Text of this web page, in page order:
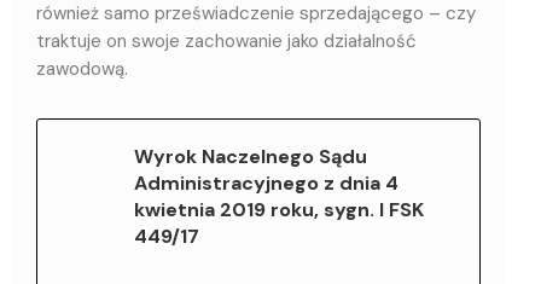
również samo przeświadczenie sprzedającego – czy
traktuje on swoje zachowanie jako działalność
zawodową.
Wyrok Naczelnego Sądu
Administracyjnego z dnia 4
kwietnia 2019 roku, sygn. I FSK
449/17